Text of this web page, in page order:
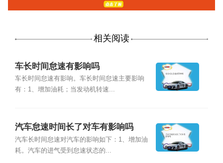
相关阅读
车长时间怠速有影响吗
车长时间怠速有影响。车长时间怠速主要影响
有：1、增加油耗；当发动机转速...
汽车怠速时间长了对车有影响吗
汽车长时间怠速对汽车的影响如下：1、增加油
耗。汽车的进气受到怠速状态的...